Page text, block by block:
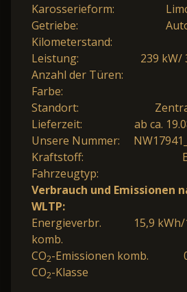
Karosserieform:
Getriebe:
Kilometerstand:
Leistung:
239 kW/
Anzahl der Türen:
Farbe:
Standort:
Lieferzeit:
ab ca.
Unsere Nummer:
Kraftstoff:
Fahrzeugtyp:
Verbrauch und Emissionen
WLTP:
Energieverbr.
komb.
15,9
CO2-Emissionen komb.
CO2-Klasse